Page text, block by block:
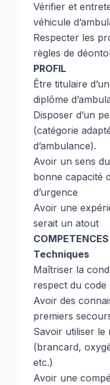
Vérifier et
véhicule
Respecter les
règles de
PROFIL
Être titulaire
diplôme
Disposer d’un
(catégorie
d’ambulance).
Avoir un sens
bonne capacité
d’urgence
Avoir une
serait un atout
COMPETENCES
Techniques
Maîtriser la
respect du code
Avoir des
premiers
Savoir utiliser le
(brancard,
etc.)
Avoir une